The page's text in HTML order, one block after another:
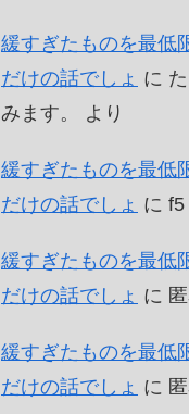
緩すぎたものを最低
だけの話でしょ に
みます。
より
緩すぎたものを最低
だけの話でしょ に f5
緩すぎたものを最低
だけの話でしょ に
緩すぎたものを最低
だけの話でしょ に